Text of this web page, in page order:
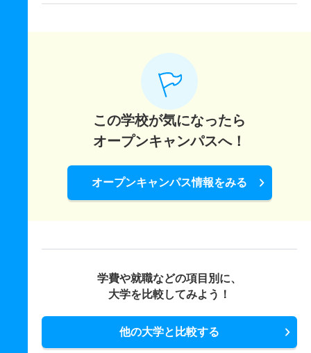
この学校が気になったら
オープンキャンパスへ！
オープンキャンパス情報をみる
学費や就職などの項目別に、
大学を比較してみよう！
他の大学と比較する